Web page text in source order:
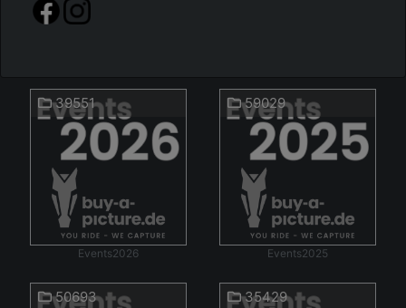
39551
Events2026
59029
Events2025
50693 35429